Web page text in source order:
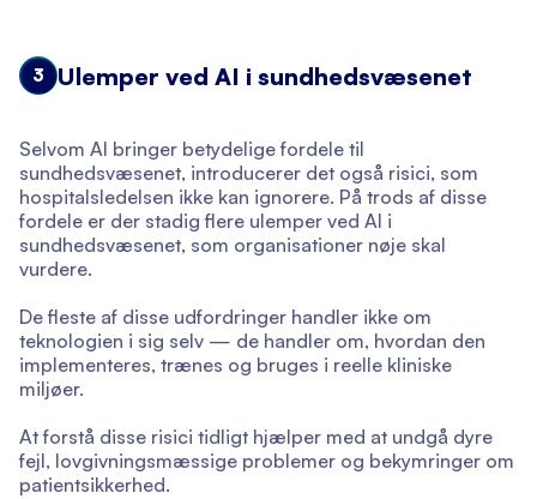
3 Ulemper ved AI i sundhedsvæsenet
Selvom AI bringer betydelige fordele til
sundhedsvæsenet, introducerer det også risici, som
hospitalsledelsen ikke kan ignorere. På trods af disse
fordele er der stadig flere ulemper ved AI i
sundhedsvæsenet, som organisationer nøje skal
vurdere.
De fleste af disse udfordringer handler ikke om
teknologien i sig selv — de handler om, hvordan den
implementeres, trænes og bruges i reelle kliniske
miljøer.
At forstå disse risici tidligt hjælper med at undgå dyre
fejl, lovgivningsmæssige problemer og bekymringer om
patientsikkerhed.